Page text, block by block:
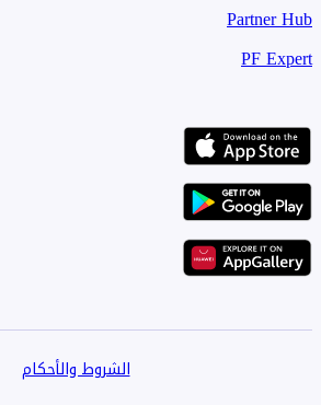
Partner Hub
PF Expert
الشروط والأحكام